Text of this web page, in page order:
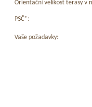
Orientační velikost terasy v
PSČ*:
Vaše požadavky: